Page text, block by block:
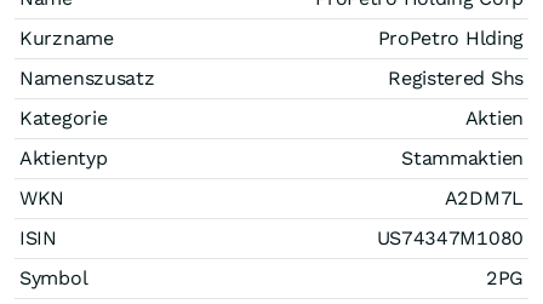
Kurzname
ProPetro Hlding
Namenszusatz
Registered Shs
Kategorie
Aktien
Aktientyp
Stammaktien
WKN
A2DM7L
ISIN
US74347M1080
Symbol
2PG